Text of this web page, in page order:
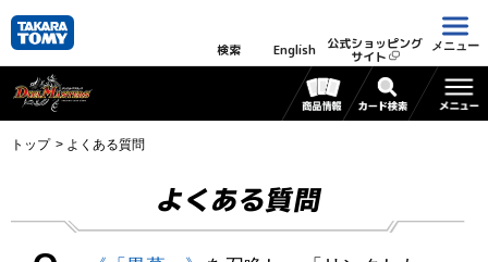
検索 English 公式ショッピング
サイト
メニュー
トップ よくある質問
よくある質問